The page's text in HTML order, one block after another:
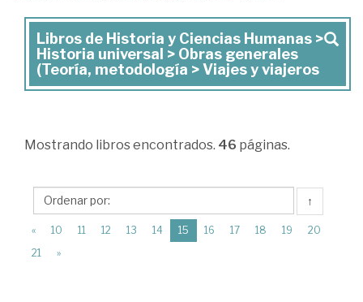
Libros
de
Historia
Ciencias
>
Historia
universal
Libros de Historia y Ciencias Humanas >
Historia universal > Obras generales
(Teoría, metodología > Viajes y viajeros
Mostrando libros encontrados. 46 páginas.
↑
« 10 11 12 13 14 15 (current)
16 17 18 19
20
21
»